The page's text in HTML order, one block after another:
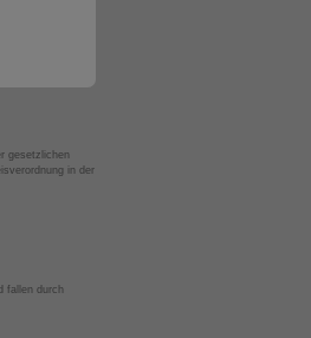
gesetzlichen
in der
fallen durch